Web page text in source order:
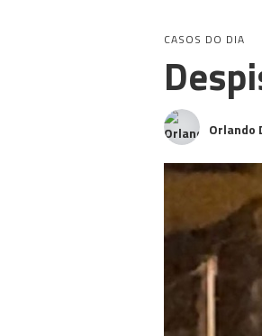
CASOS DO DIA
Orlando